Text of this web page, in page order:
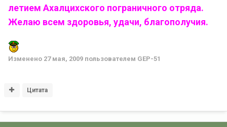
летием Ахалцихского пограничного отряда.
Желаю всем здоровья, удачи, благополучия.
Изменено 27 мая, 2009 пользователем GEP-51
Цитата